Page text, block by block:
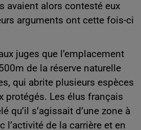
avaient alors contesté eux
arguments ont cette fois-ci
juges que l’emplacement
de la réserve naturelle
qui abrite plusieurs espèces
protégés. Les élus français
qu’il s’agissait d’une zone à
l’activité de la carrière et en